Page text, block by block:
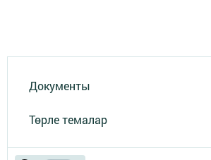
Документы
Төрле темалар